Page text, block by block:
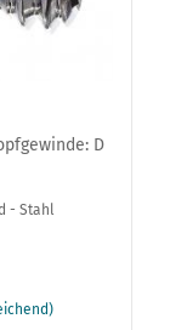
D
- Stahl